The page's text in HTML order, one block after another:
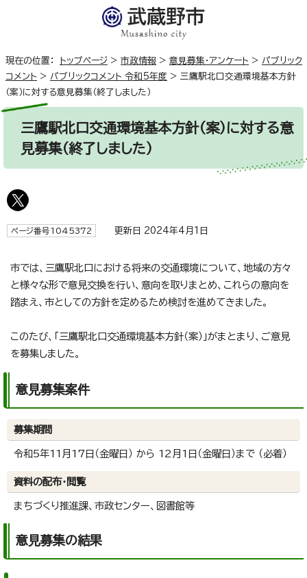
現在の位置： トップページ > 市政情報 > 意見募集・アンケート > パブリック
コメント > パブリックコメント 令和5年度 > 三鷹駅北口交通環境基本方針
（案）に対する意見募集（終了しました）
三鷹駅北口交通環境基本方針（案）に対する意
見募集（終了しました）
ページ番号1045372 更新日 2024年4月1日
市では、三鷹駅北口における将来の交通環境について、地域の方々
と様々な形で意見交換を行い、意向を取りまとめ、これらの意向を
踏まえ、市としての方針を定めるため検討を進めてきました。
このたび、「三鷹駅北口交通環境基本方針（案）」がまとまり、ご意見
を募集しました。
意見募集案件
募集期間
令和5年11月17日（金曜日） から 12月1日（金曜日）まで （必着）
資料の配布・閲覧
まちづくり推進課、市政センター、図書館等
意見募集の結果